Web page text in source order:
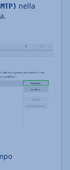
nella